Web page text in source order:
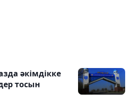
әкімдікке
тосын